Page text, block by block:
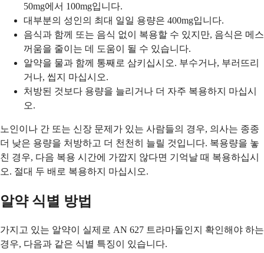
50mg에서 100mg입니다.
대부분의 성인의 최대 일일 용량은 400mg입니다.
음식과 함께 또는 음식 없이 복용할 수 있지만, 음식은 메스
꺼움을 줄이는 데 도움이 될 수 있습니다.
알약을 물과 함께 통째로 삼키십시오. 부수거나, 부러뜨리
거나, 씹지 마십시오.
처방된 것보다 용량을 늘리거나 더 자주 복용하지 마십시
오.
노인이나 간 또는 신장 문제가 있는 사람들의 경우, 의사는 종종
더 낮은 용량을 처방하고 더 천천히 늘릴 것입니다. 복용량을 놓
친 경우, 다음 복용 시간에 가깝지 않다면 기억날 때 복용하십시
오. 절대 두 배로 복용하지 마십시오.
알약 식별 방법
가지고 있는 알약이 실제로 AN 627 트라마돌인지 확인해야 하는
경우, 다음과 같은 식별 특징이 있습니다.